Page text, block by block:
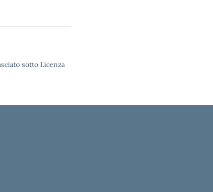
sotto Licenza